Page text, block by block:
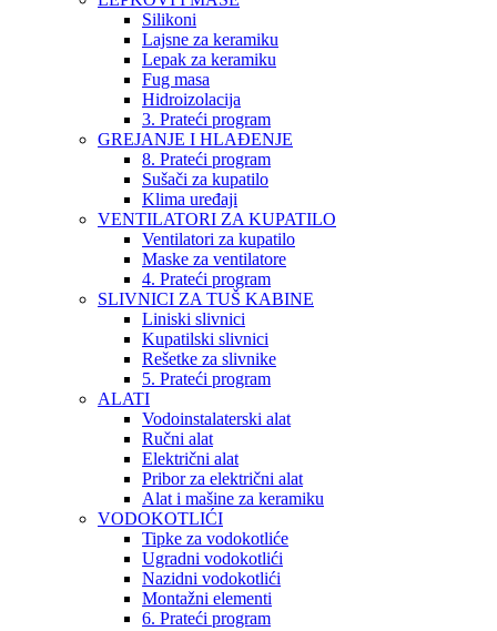
Silikoni
Lajsne za keramiku
Lepak za keramiku
Fug masa
Hidroizolacija
3. Prateći program
GREJANJE I HLAĐENJE
8. Prateći program
Sušači za kupatilo
Klima uređaji
VENTILATORI ZA KUPATILO
Ventilatori za kupatilo
Maske za ventilatore
4. Prateći program
SLIVNICI ZA TUŠ KABINE
Liniski slivnici
Kupatilski slivnici
Rešetke za slivnike
5. Prateći program
ALATI
Vodoinstalaterski alat
Ručni alat
Električni alat
Pribor za električni alat
Alat i mašine za keramiku
VODOKOTLIĆI
Tipke za vodokotliće
Ugradni vodokotlići
Nazidni vodokotlići
Montažni elementi
6. Prateći program